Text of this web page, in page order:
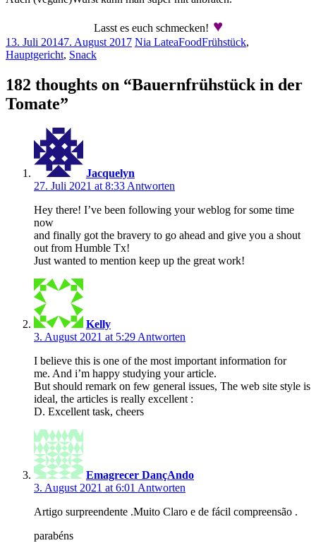
Lasst es euch schmecken! ♥
13. Juli 20147. August 2017 Nia LateaFoodFrühstück,
Hauptgericht, Snack
182 thoughts on “Bauernfrühstück in der
Tomate”
Jacquelyn
27. Juli 2021 at 8:33 Antworten
Hey there! I’ve been following your weblog for some time
now
and finally got the bravery to go ahead and give you a shout
out from Humble Tx!
Just wanted to mention keep up the great work!
Kelly
3. August 2021 at 5:29 Antworten
I believe this is one of the most important information for
me. And i’m happy studying your article.
But should remark on few general issues, The web site style is
ideal, the articles is really excellent :
D. Excellent task, cheers
Emagrecer DançAndo
3. August 2021 at 6:01 Antworten
Artigo surpreendente .Muito Claro e de fácil compreensão .
parabéns